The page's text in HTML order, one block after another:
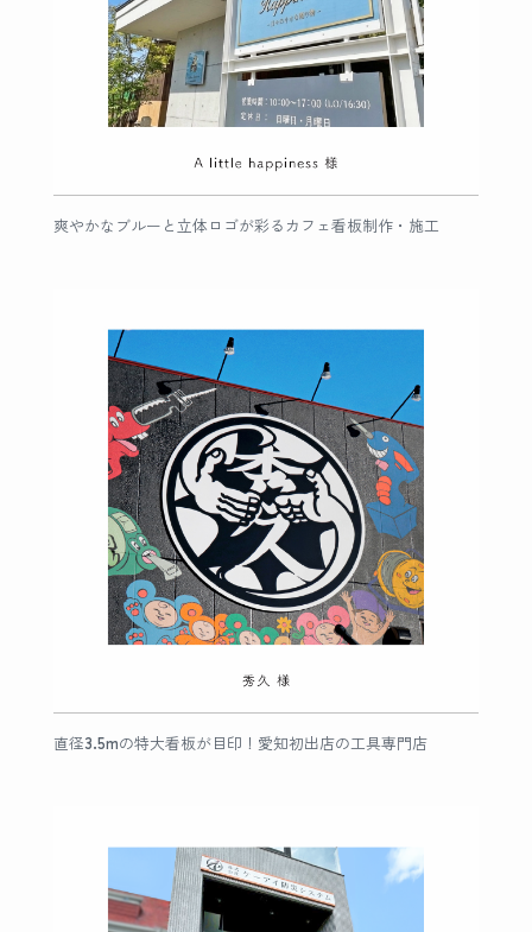
爽やかなブルーと立体ロゴが彩るカフェ看板制作・施工
直径3.5mの特大看板が目印！愛知初出店の工具専門店